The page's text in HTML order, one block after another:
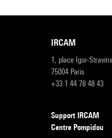
IRCAM
1, place Igor-
75004 Paris
+33 1 44 78 48 43
Support IRCAM
Centre Pompidou